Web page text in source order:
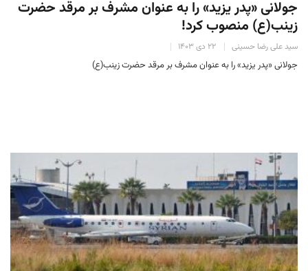
جولانی «پدر یزید» را به عنوان مشرف بر مرقد حضرت
زینب(ع) منصوب کرد!
سید علی رضا حسینی ۲۲ دی ۱۴۰۳
جولانی «پدر یزید» را به عنوان مشرف بر مرقد حضرت زینب(ع)